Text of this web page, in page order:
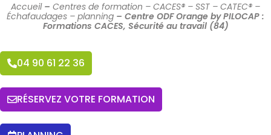
Accueil– Centres de formation – CACES® – SST – CATEC® –
Échafaudages – planning – Centre ODF Orange by PILOCAP :
Formations CACES, Sécurité au travail (84)
04 90 61 22 36
RÉSERVEZ VOTRE FORMATION